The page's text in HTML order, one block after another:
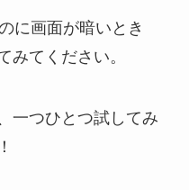
に画面が暗いとき
みてください。
一つひとつ試してみ